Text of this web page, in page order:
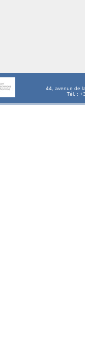
44, avenue de
Tél. :